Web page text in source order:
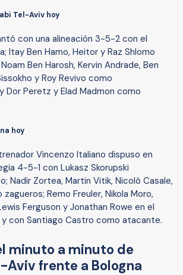
Tel-Aviv hoy
con una alineación 3-5-2 con el
Itay Ben Hamo, Heitor y Raz Shlomo
Ben Harosh, Kervin Andrade, Ben
y Roy Revivo como
Peretz y Elad Madmon como
hoy
Vincenzo Italiano dispuso en
4-5-1 con Lukasz Skorupski
Nadir Zortea, Martin Vitik, Nicolò Casale,
Remo Freuler, Nikola Moro,
Ferguson y Jonathan Rowe en el
con Santiago Castro como atacante.
minuto a minuto de
Aviv frente a Bologna